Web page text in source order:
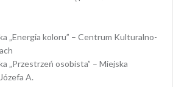
„Energia koloru” – Centrum Kulturalno-
„Przestrzeń osobista” – Miejska
A.